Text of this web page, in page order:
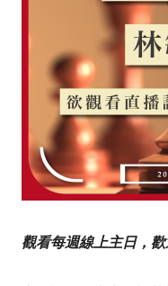
觀看每週線上主日，